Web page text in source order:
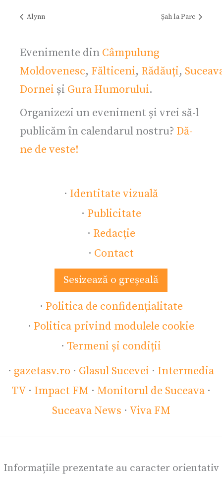
Alynn Șah la Parc
Evenimente din Câmpulung
Moldovenesc, Fălticeni, Rădăuți,
Dornei și Gura Humorului.
Organizezi un eveniment și vrei să-l
publicăm în calendarul nostru? Dă-
ne de veste!
· Identitate vizuală
· Publicitate
· Redacție
· Contact
Sesizează o greșeală
· Politica de confidențialitate
· Politica privind modulele cookie
· Termeni și condiții
· gazetasv.ro · Glasul Sucevei · Intermedia
TV · Impact FM · Monitorul de Suceava ·
Suceava News · Viva FM
Informațiile prezentate au caracter orientativ